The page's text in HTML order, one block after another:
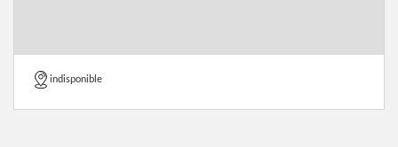
indisponible